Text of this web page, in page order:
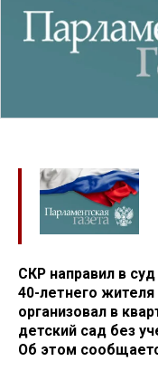
СКР направил в
40-летнего
организовал в
детский сад без
Об этом